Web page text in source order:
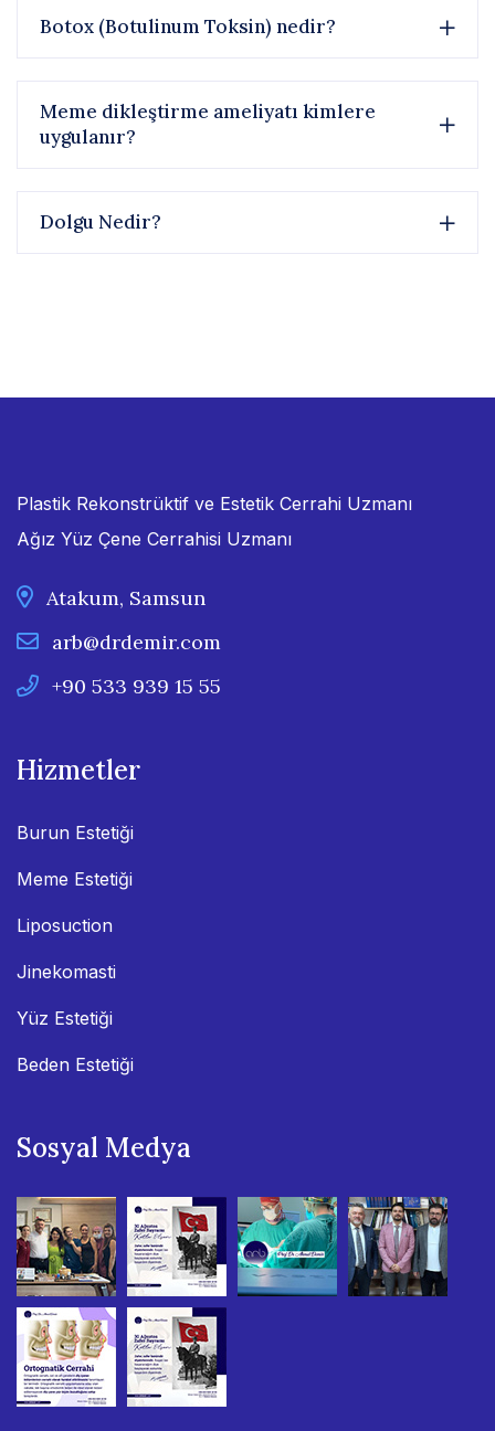
Botox (Botulinum Toksin) nedir?
Meme dikleştirme ameliyatı kimlere
uygulanır?
Dolgu Nedir?
Plastik Rekonstrüktif ve Estetik Cerrahi Uzmanı
Ağız Yüz Çene Cerrahisi Uzmanı
Atakum, Samsun
arb@drdemir.com
+90 533 939 15 55
Hizmetler
Burun Estetiği
Meme Estetiği
Liposuction
Jinekomasti
Yüz Estetiği
Beden Estetiği
Sosyal Medya